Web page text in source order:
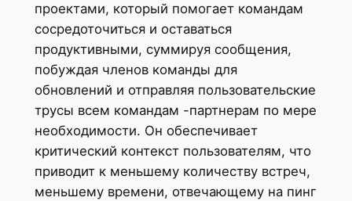
проектами, который помогает командам
сосредоточиться и оставаться
продуктивными, суммируя сообщения,
побуждая членов команды для
обновлений и отправляя пользовательские
трусы всем командам -партнерам по мере
необходимости. Он обеспечивает
критический контекст пользователям, что
приводит к меньшему количеству встреч,
меньшему времени, отвечающему на пинг